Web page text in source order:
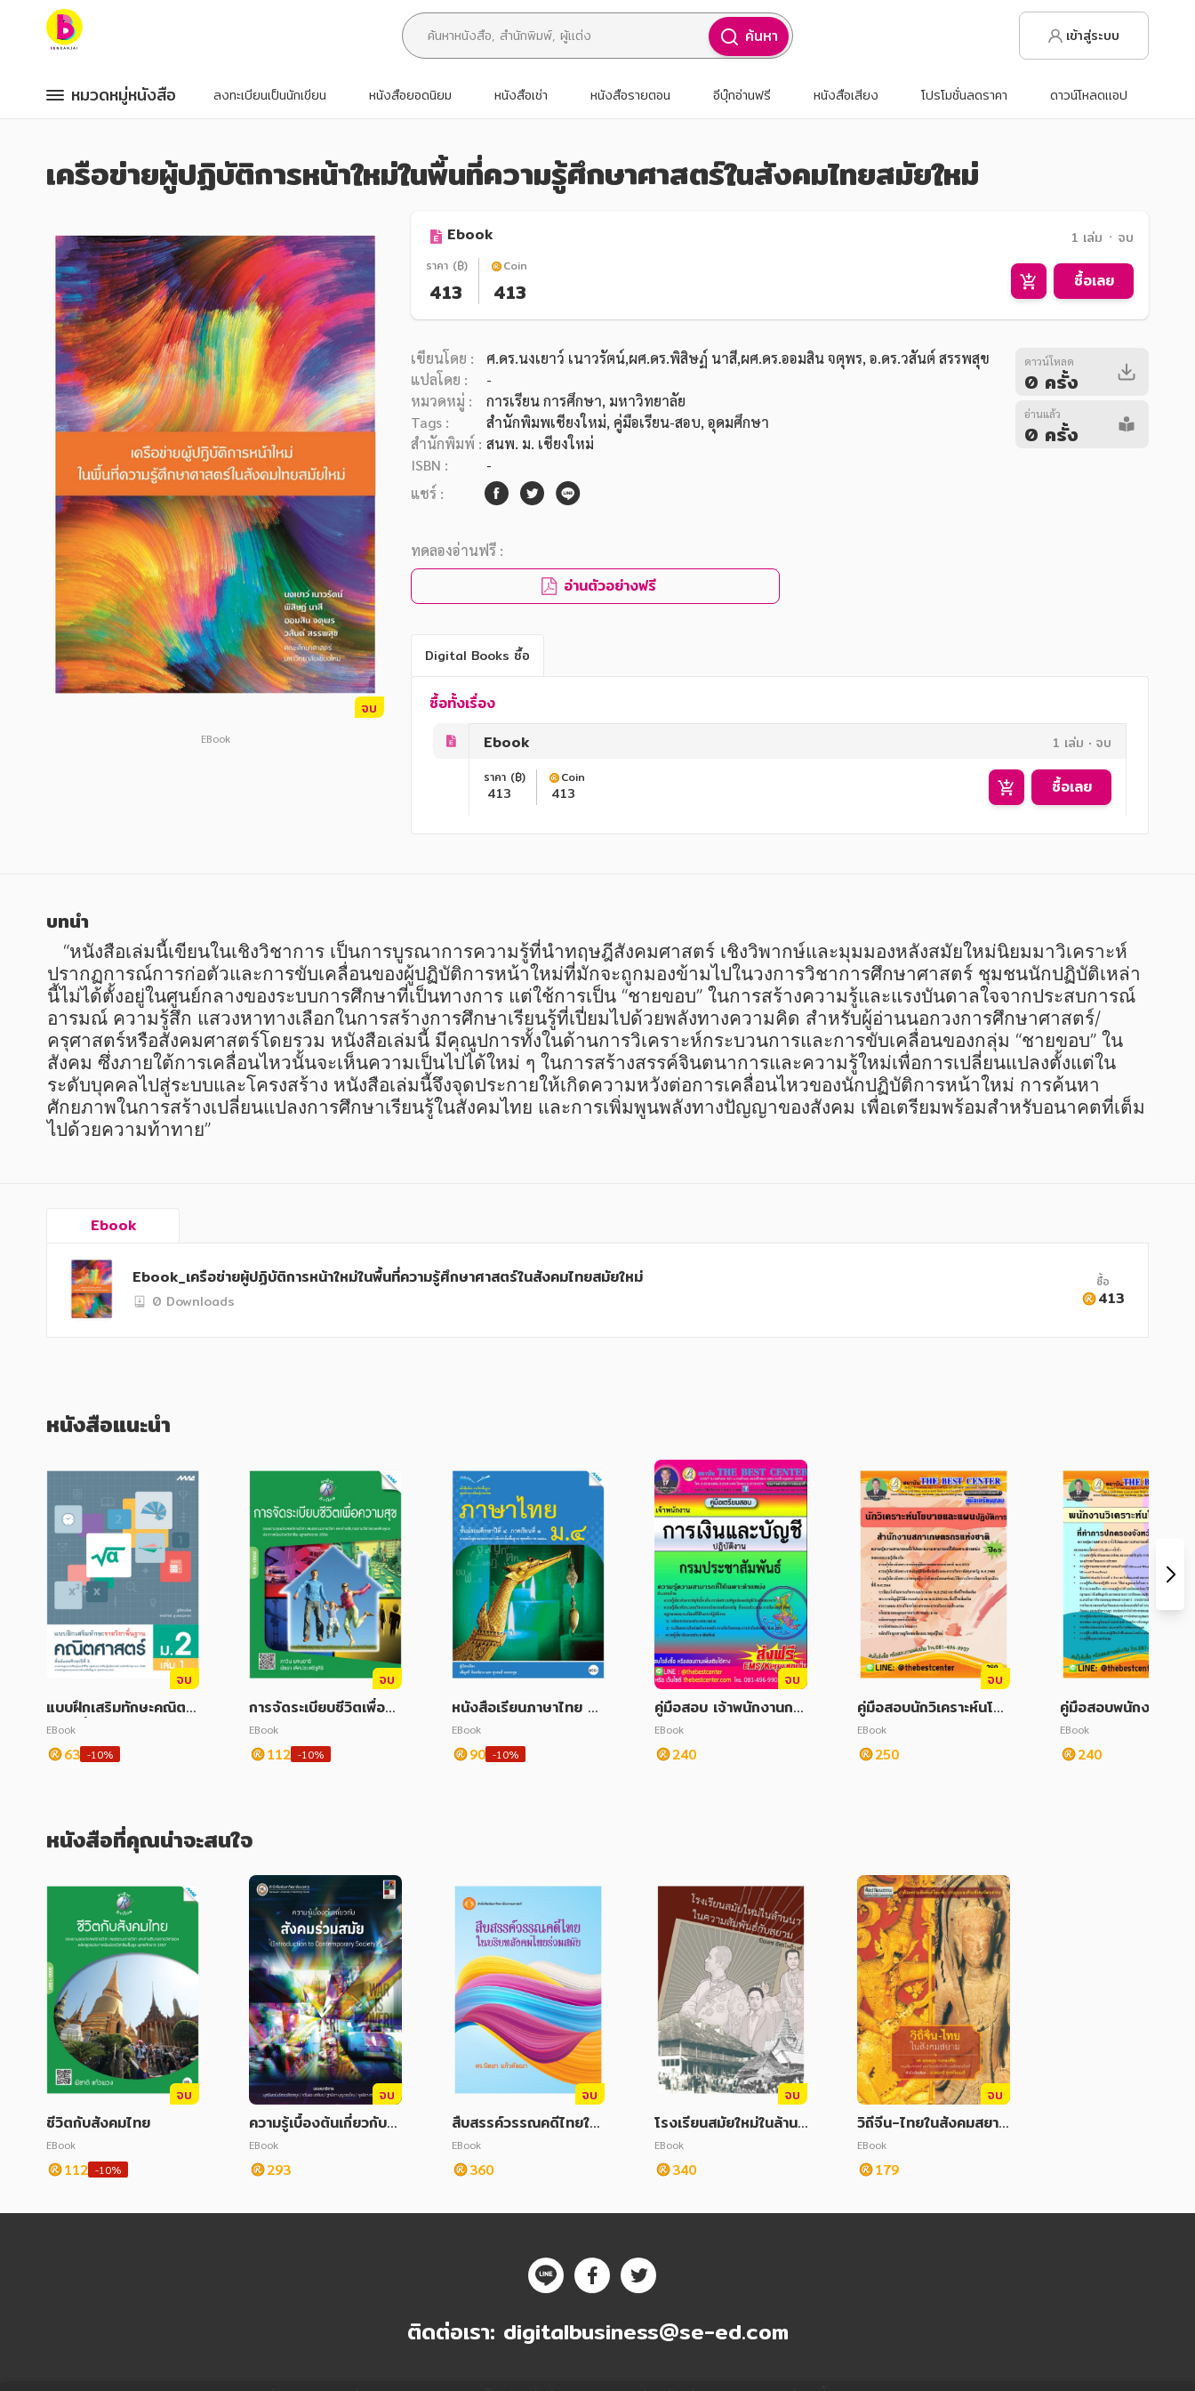
หมวดหมู่หนังสือ
หมวดหมู่ยอดนิยม
หนังสือออกใหม่
หนังสือยอดนิยม
โปรโมชั่นลดราคา
หมวดหมู่หนังสือ
อาหาร สุขภาพ การแพทย์
ศิลปะ บันเทิง กีฬา ท่องเที่ยว
สังคม วัฒนธรรม การปกครอง ศาสนาและปรัชญา
ศาสนา และปรัชญา
กฎหมาย สัญญา ภาษี
การเงิน การลงทุน บริหาร
นิตยสาร หนังสือพิมพ์
ครอบครัว
วรรณกรรม
การเกษตร ชีววิทยา
การเรียน การศึกษา
เทคโนโลยี การสื่อสาร วิทยาศาสตร์
การ์ตูนความรู้ การ์ตูน
การ์ตูนมังงะ (Manga)
ค้นหา เข้าสู่ระบบ
หมวดหมู่หนังสือ
หมวดหมู่หนังสือ
หมวดหมู่ยอดนิยม
หนังสือออกใหม่
หนังสือยอดนิยม
โปรโมชั่นลดราคา
หมวดหมู่หนังสือ
อาหาร สุขภาพ การแพทย์
ศิลปะ บันเทิง กีฬา ท่องเที่ยว
สังคม วัฒนธรรม การปกครอง ศาสนาและปรัชญา
ศาสนา และปรัชญา
กฎหมาย สัญญา ภาษี
การเงิน การลงทุน บริหาร
นิตยสาร หนังสือพิมพ์
ครอบครัว
วรรณกรรม
การเกษตร ชีววิทยา
การเรียน การศึกษา
เทคโนโลยี การสื่อสาร วิทยาศาสตร์
การ์ตูนความรู้ การ์ตูน
การ์ตูนมังงะ (Manga)
ลงทะเบียนเป็นนักเขียน หนังสือยอดนิยม หนังสือเช่า หนังสือรายตอน อีบุ๊กอ่านฟรี หนังสือเสียง โปรโมชั่นลดราคา ดาวน์โหลดแอป
เครือข่ายผู้ปฏิบัติการหน้าใหม่ในพื้นที่ความรู้ศึกษาศาสตร์ในสังคมไทยสมัยใหม่
จบ
EBook
Ebook 1 เล่ม ᛫ จบ
ราคา (฿)
413
Coin
413 ซื้อเลย
เขียนโดย : ศ.ดร.นงเยาว์ เนาวรัตน์,ผศ.ดร.พิสิษฏ์ นาสี,ผศ.ดร.ออมสิน จตุพร, อ.ดร.วสันต์ สรรพสุข
แปลโดย :
-
หมวดหมู่ :
การเรียน การศึกษา, มหาวิทยาลัย
Tags :
สำนักพิมพเชียงใหม่, คู่มือเรียน-สอบ, อุดมศึกษา
สำนักพิมพ์ : สนพ. ม. เชียงใหม่
ISBN :
-
แชร์ :
ดาวน์โหลด
0 ครั้ง
อ่านแล้ว
0 ครั้ง
ทดลองอ่านฟรี :
อ่านตัวอย่างฟรี
Digital Books ซื้อ
ซื้อทั้งเรื่อง
Ebook
1 เล่ม จบ
ราคา (฿)
413
Coin
413 ซื้อเลย
บทนำ
ปรากฏการณ์การก่อตัวและการขับเคลื่อนของผู้ปฏิบัติการหน้าใหม่ที่มักจะถูกมองข้ามไปในวงการวิชาการศึกษาศาสตร์ ชุมชนนักปฏิบัติเหล่า
นี้ไม่ได้ตั้งอยู่ในศูนย์กลางของระบบการศึกษาที่เป็นทางการ แต่ใช้การเป็น “ชายขอบ” ในการสร้างความรู้และแรงบันดาลใจจากประสบการณ์
อารมณ์ ความรู้สึก แสวงหาทางเลือกในการสร้างการศึกษาเรียนรู้ที่เปี่ยมไปด้วยพลังทางความคิด สำหรับผู้อ่านนอกวงการศึกษาศาสตร์/
ครุศาสตร์หรือสังคมศาสตร์โดยรวม หนังสือเล่มนี้ มีคุณูปการทั้งในด้านการวิเคราะห์กระบวนการและการขับเคลื่อนของกลุ่ม “ชายขอบ” ใน
สังคม ซึ่งภายใต้การเคลื่อนไหวนั้นจะเห็นความเป็นไปได้ใหม่ ๆ ในการสร้างสรรค์จินตนาการและความรู้ใหม่เพื่อการเปลี่ยนแปลงตั้งแต่ใน
ระดับบุคคลไปสู่ระบบและโครงสร้าง หนังสือเล่มนี้จึงจุดประกายให้เกิดความหวังต่อการเคลื่อนไหวของนักปฏิบัติการหน้าใหม่ การค้นหา
ศักยภาพในการสร้างเปลี่ยนแปลงการศึกษาเรียนรู้ในสังคมไทย และการเพิ่มพูนพลังทางปัญญาของสังคม เพื่อเตรียมพร้อมสำหรับอนาคตที่เต็ม
ไปด้วยความท้าทาย”
Ebook
Ebook_เครือข่ายผู้ปฏิบัติการหน้าใหม่ในพื้นที่ความรู้ศึกษาศาสตร์ในสังคมไทยสมัยใหม่
0 Downloads
ซื้อ
413
หนังสือแนะนำ
จบ
แบบฝึกเสริมทักษะคณิตศ
าสตร์พื้นฐาน ม.2 เล่ม 1
(หลักสูตร 60)
EBook
63 -10%
จบ
การจัดระเบียบชีวิตเพื่อคว
ามสุข
EBook
112 -10%
หนังสือเรียนภาษาไทย ม.
4 เทอม 1 (หลักสูตร 51)
EBook
90 -10%
จบ
คู่มือสอบ เจ้าพนักงานการ
เงินและบัญชีปฏิบัติงาน ก
รมประชาสัมพันธ์
EBook
240
จบ
คู่มือสอบนักวิเคราะห์นโย
บายและแผนปฏิบัติการ
สำนักงานสภาเกษตรกรแ
ห่งชาติ
EBook
250
คู่มือสอบพนักงานวิเคร
ห์นโยบายและแผน ที่ท
รปกครองจังหวัดอุบล
ชธานี
EBook
240
หนังสือที่คุณน่าจะสนใจ
จบ
ชีวิตกับสังคมไทย
EBook
112 -10%
จบ
ความรู้เบื้องต้นเกี่ยวกับสั
งคมร่วมสมัย
EBook
293
จบ
สืบสรรค์วรรณคดีไทยใน
บริบทสังคมไทยร่วมสมัย
EBook
360
จบ
โรงเรียนสมัยใหม่ในล้านน
าในความสัมพันธ์กับสยาม
EBook
340
จบ
วิถีจีน-ไทยในสังคมสยาม
พ.1
EBook
179
ติดต่อเรา: digitalbusiness@se-ed.com